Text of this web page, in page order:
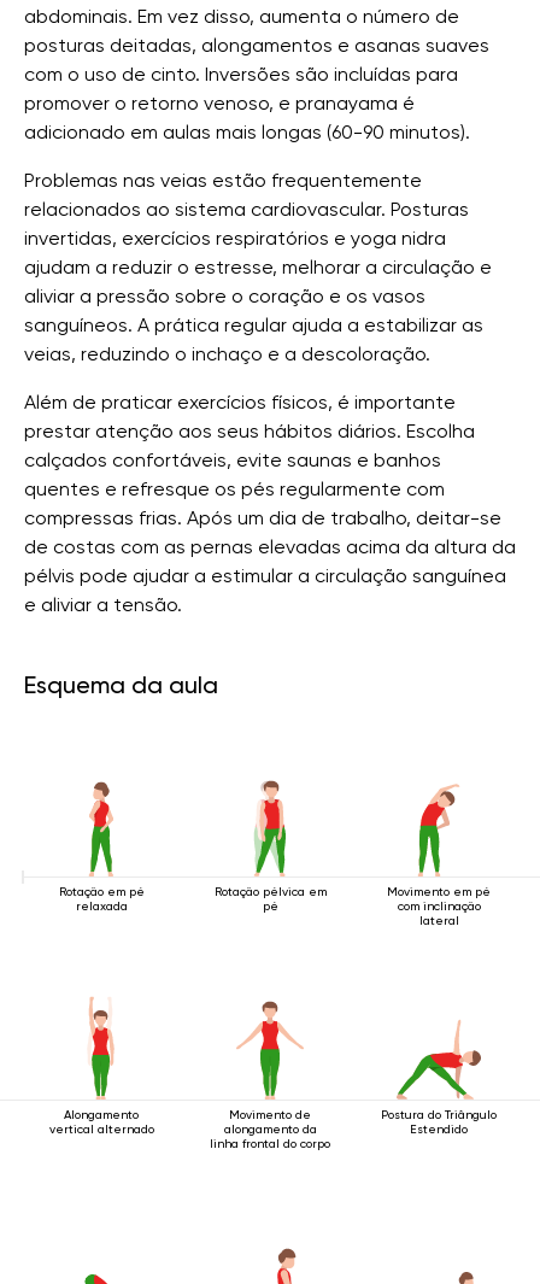
abdominais. Em vez disso, aumenta o número de
posturas deitadas, alongamentos e asanas suaves
com o uso de cinto. Inversões são incluídas para
promover o retorno venoso, e pranayama é
adicionado em aulas mais longas (60-90 minutos).
Problemas nas veias estão frequentemente
relacionados ao sistema cardiovascular. Posturas
invertidas, exercícios respiratórios e yoga nidra
ajudam a reduzir o estresse, melhorar a circulação e
aliviar a pressão sobre o coração e os vasos
sanguíneos. A prática regular ajuda a estabilizar as
veias, reduzindo o inchaço e a descoloração.
Além de praticar exercícios físicos, é importante
prestar atenção aos seus hábitos diários. Escolha
calçados confortáveis, evite saunas e banhos
quentes e refresque os pés regularmente com
compressas frias. Após um dia de trabalho, deitar-se
de costas com as pernas elevadas acima da altura da
pélvis pode ajudar a estimular a circulação sanguínea
e aliviar a tensão.
Esquema da aula
Rotação em pé
relaxada
Rotação pélvica em
pé
Movimento em pé
com inclinação
lateral
Alongamento
vertical alternado
Movimento de
alongamento da
linha frontal do corpo
Postura do Triângulo
Estendido